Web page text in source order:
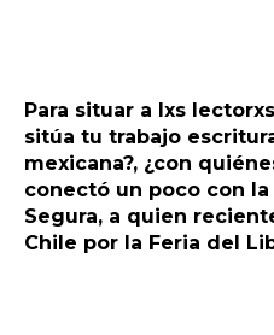
Para situar a lxs
sitúa tu trabajo
mexicana?, ¿con
conectó un poco con la
Segura, a quien
Chile por la Feria del